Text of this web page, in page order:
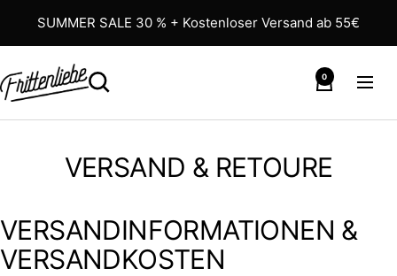
SUMMER SALE 30 % + Kostenloser Versand ab 55€
Suche Warenkorb
0
VERSAND & RETOURE
VERSANDINFORMATIONEN &
VERSANDKOSTEN